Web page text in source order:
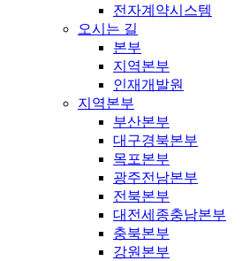
전자계약시스템
오시는 길
본부
지역본부
인재개발원
지역본부
부산본부
대구경북본부
목포본부
광주전남본부
전북본부
대전세종충남본부
충북본부
강원본부